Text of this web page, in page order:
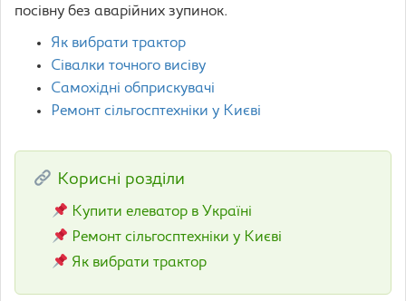
посівну без аварійних зупинок.
Як вибрати трактор
Сівалки точного висіву
Самохідні обприскувачі
Ремонт сільгосптехніки у Києві
Корисні розділи
Купити елеватор в Україні
Ремонт сільгосптехніки у Києві
Як вибрати трактор